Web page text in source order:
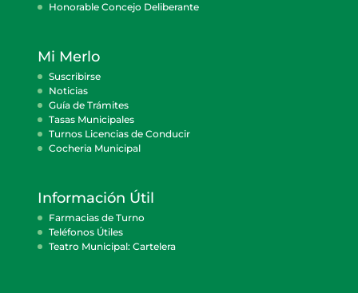
Honorable Concejo Deliberante
Mi Merlo
Suscribirse
Noticias
Guía de Trámites
Tasas Municipales
Turnos Licencias de Conducir
Cocheria Municipal
Información Útil
Farmacias de Turno
Teléfonos Útiles
Teatro Municipal: Cartelera